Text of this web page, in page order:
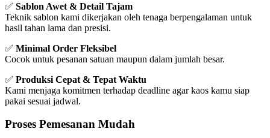
✅ Sablon Awet & Detail Tajam
Teknik sablon kami dikerjakan oleh tenaga berpengalaman untuk
hasil tahan lama dan presisi.
✅ Minimal Order Fleksibel
Cocok untuk pesanan satuan maupun dalam jumlah besar.
✅ Produksi Cepat & Tepat Waktu
Kami menjaga komitmen terhadap deadline agar kaos kamu siap
pakai sesuai jadwal.
Proses Pemesanan Mudah